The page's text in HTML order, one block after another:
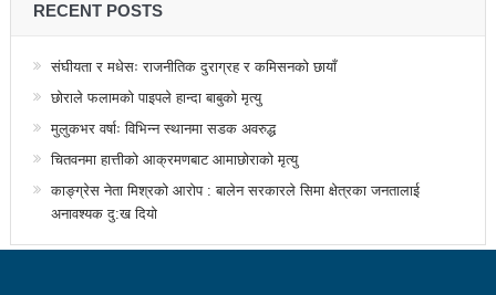
उत्कृष्ट
संविधानसभाबाट संविधान बनाउने मुद्दा जनयुद्धको मुख्य मुद्दा होः
प्रचण्ड
बोगटीको स्मृतिमा रक्तदान कार्यक्रम
पब्लिक स्पिच नेपालको विजेता बने दैलेखका दिल बहादुर
RECENT POSTS
संघीयता र मधेसः राजनीतिक दुराग्रह र कमिसनको छायाँ
छोराले फलामको पाइपले हान्दा बाबुको मृत्यु
मुलुकभर वर्षाः विभिन्न स्थानमा सडक अवरुद्ध
चितवनमा हात्तीको आक्रमणबाट आमाछोराको मृत्यु
काङ्ग्रेस नेता मिश्रको आरोप : बालेन सरकारले सिमा क्षेत्रका जनतालाई
अनावश्यक दु:ख दियो